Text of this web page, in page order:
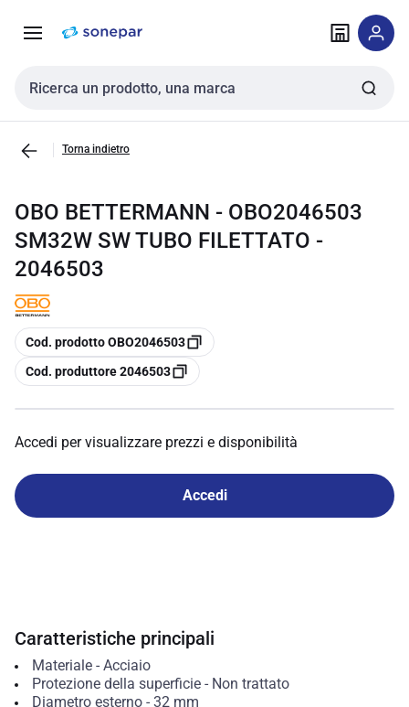
navigazione alla
Cerca input
Torna indietro
OBO BETTERMANN - OBO2046503
SM32W SW TUBO FILETTATO -
2046503
copia
Cod. prodotto OBO2046503
copia
Cod. produttore 2046503
Accedi per visualizzare prezzi e disponibilità
Accedi
Caratteristiche principali
Materiale- Acciaio
Protezione della superficie- Non trattato
Diametro esterno- 32 mm